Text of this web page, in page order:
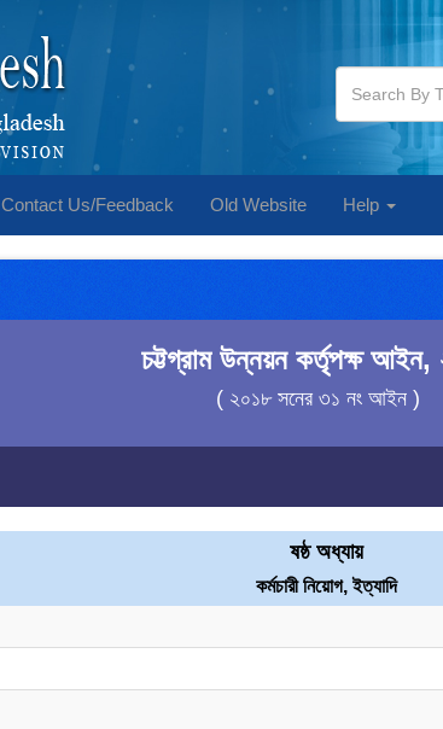
Contact Us/Feedback Old Website Help
চট্টগ্রাম উন্নয়ন কর্তৃপক্ষ
( ২০১৮ সনের ৩১ নং আইন )
ষষ্ঠ অধ্যায়
কর্মচারী নিয়োগ, ইত্যাদি